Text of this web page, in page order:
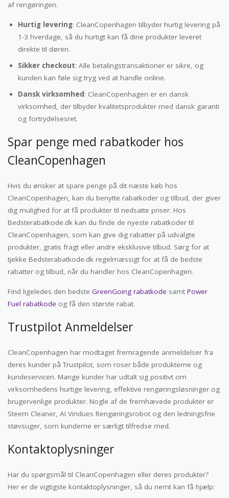
af rengøringen.
Hurtig levering: CleanCopenhagen tilbyder hurtig levering på
1-3 hverdage, så du hurtigt kan få dine produkter leveret
direkte til døren.
Sikker checkout: Alle betalingstransaktioner er sikre, og
kunden kan føle sig tryg ved at handle online.
Dansk virksomhed: CleanCopenhagen er en dansk
virksomhed, der tilbyder kvalitetsprodukter med dansk garanti
og fortrydelsesret.
Spar penge med rabatkoder hos
CleanCopenhagen
Hvis du ønsker at spare penge på dit næste køb hos
CleanCopenhagen, kan du benytte rabatkoder og tilbud, der giver
dig mulighed for at få produkter til nedsatte priser. Hos
Bedsterabatkode.dk kan du finde de nyeste rabatkoder til
CleanCopenhagen, som kan give dig rabatter på udvalgte
produkter, gratis fragt eller andre eksklusive tilbud. Sørg for at
tjekke Bedsterabatkode.dk regelmæssigt for at få de bedste
rabatter og tilbud, når du handler hos CleanCopenhagen.
Find ligeledes den bedste GreenGoing rabatkode samt Power
Fuel rabatkode og få den største rabat.
Trustpilot Anmeldelser
CleanCopenhagen har modtaget fremragende anmeldelser fra
deres kunder på Trustpilot, som roser både produkterne og
kundeservicen. Mange kunder har udtalt sig positivt om
virksomhedens hurtige levering, effektive rengøringsløsninger og
brugervenlige produkter. Nogle af de fremhævede produkter er
Steem Cleaner, AI Vindues Rengøringsrobot og den ledningsfrie
støvsuger, som kunderne er særligt tilfredse med.
Kontaktoplysninger
Har du spørgsmål til CleanCopenhagen eller deres produkter?
Her er de vigtigste kontaktoplysninger, så du nemt kan få hjælp: